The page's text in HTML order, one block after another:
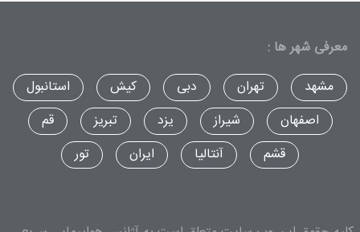
معرفی شهر ها :
مشهد
تهران دبی کیش
استانبول
اصفهان
شیراز یزد تبریز
قم
قشم
آنتالیا ایران تور